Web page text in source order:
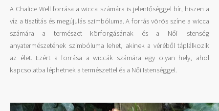
A Chalice Well forrása a wicca számára is jelentőséggel bír, hiszen a
víz a tisztítás és megújulás szimbóluma. A forrás vörös színe a wicca
számára a természet körforgásának és a Női Istenség
anyatermészetének szimbóluma lehet, akinek a véréből táplálkozik
az élet. Ezért a forrása a wiccák számára egy olyan hely, ahol
kapcsolatba léphetnek a természettel és a Női Istenséggel.